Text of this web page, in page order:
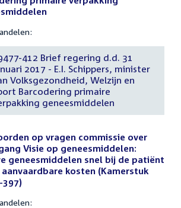
412 Brief regering d.d. 31
2017 - E.I. Schippers, minister
Volksgezondheid, Welzijn en
Barcodering primaire
geneesmiddelen
op vragen commissie over
Visie op geneesmiddelen:
geneesmiddelen snel bij de patiënt
kosten (Kamerstuk
397)